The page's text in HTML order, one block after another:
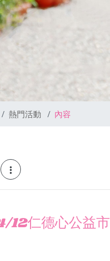
熱門活動 內容
仁德心公益